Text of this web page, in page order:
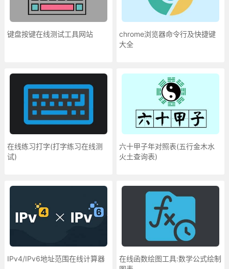
键盘按键在线测试工具网站
chrome浏览器命令行及快捷键
大全
在线练习打字(打字练习在线测
试)
六十甲子年对照表(五行金木水
火土查询表)
IPv4/IPv6地址范围在线计算器
在线函数绘图工具:数学公式绘制